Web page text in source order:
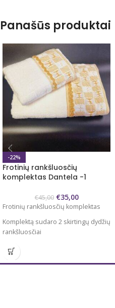
Panašūs produktai
-22%
Frotinių rankšluosčių
komplektas Dantela -1
€45,00 €35,00
Frotinių rankšluosčių komplektas
Komplektą sudaro 2 skirtingų dydžių
rankšluosčiai
70x140 cm ir 50x90 cm
Audinys 100% medvilnė